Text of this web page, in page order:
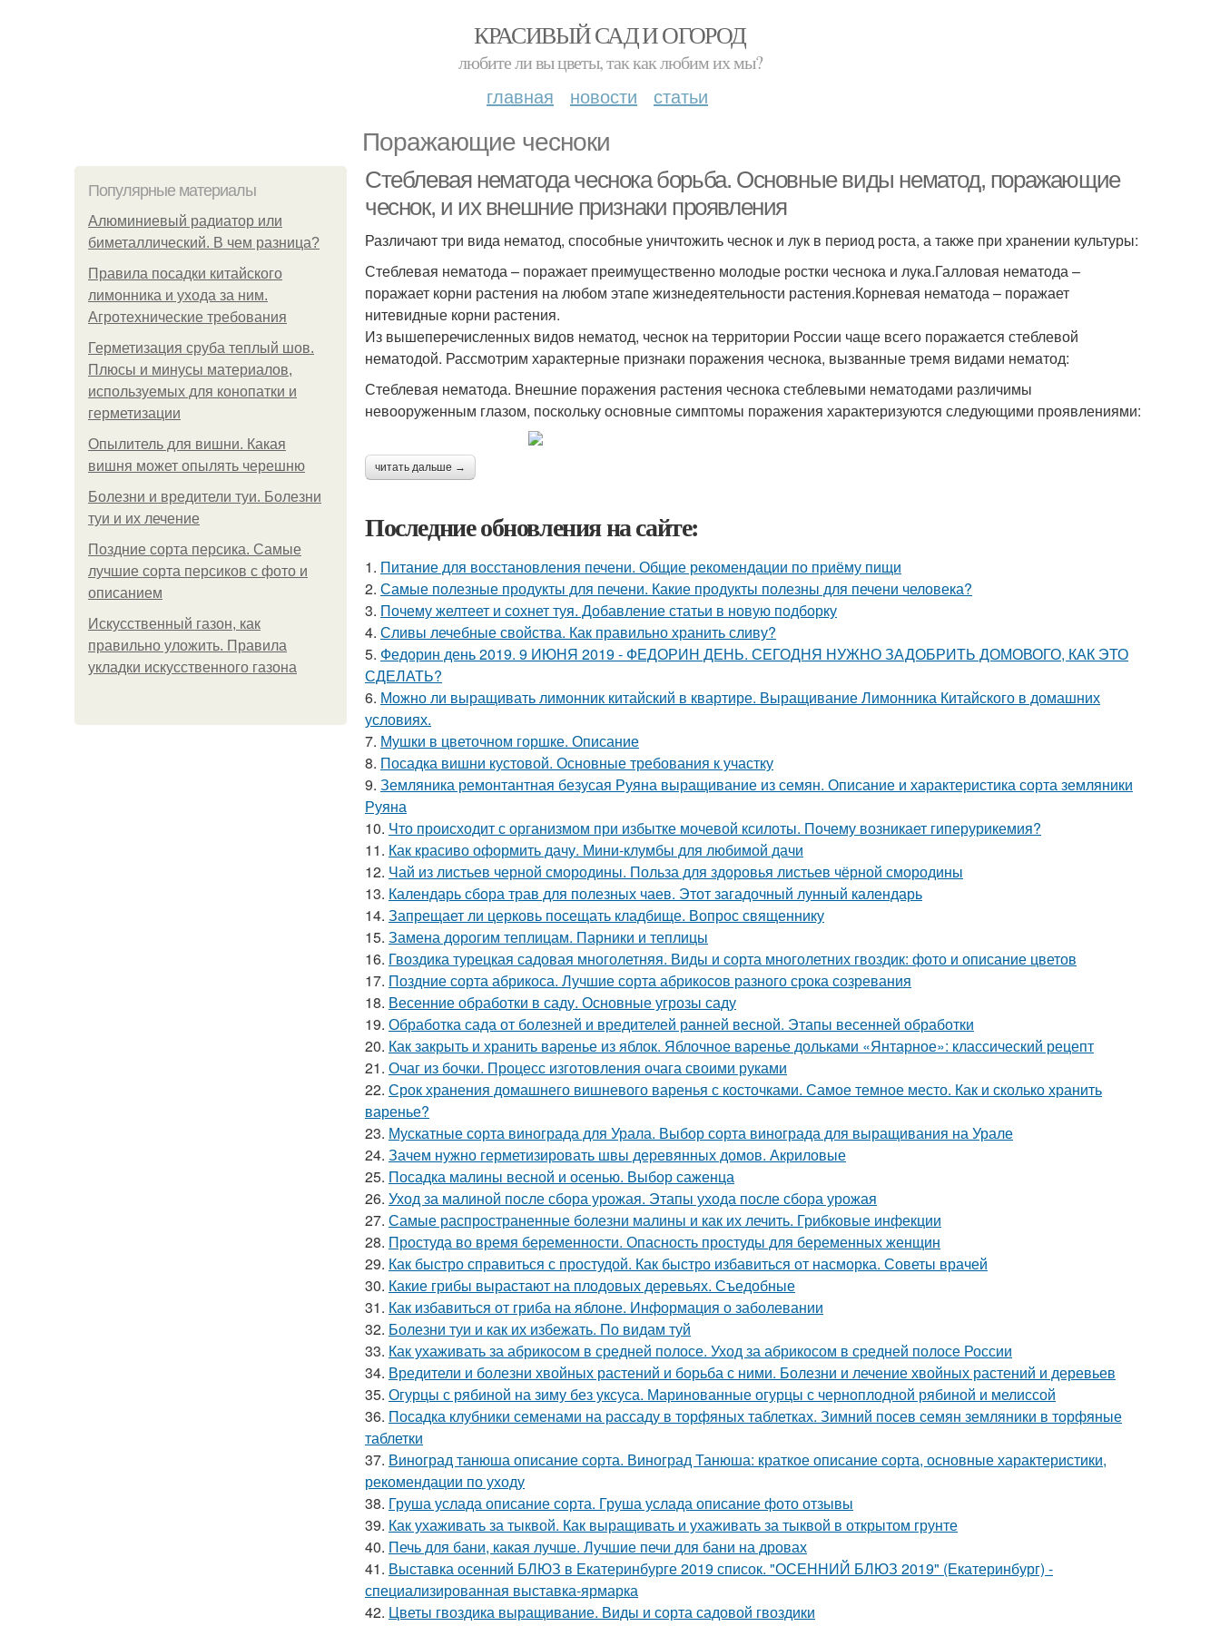
КРАСИВЫЙ САД И ОГОРОД
любите ли вы цветы, так как любим их мы?
главная новости статьи
Поражающие чесноки
Популярные материалы
Алюминиевый радиатор или
биметаллический. В чем разница?
Правила посадки китайского
лимонника и ухода за ним.
Агротехнические требования
Герметизация сруба теплый шов.
Плюсы и минусы материалов,
используемых для конопатки и
герметизации
Опылитель для вишни. Какая
вишня может опылять черешню
Болезни и вредители туи. Болезни
туи и их лечение
Поздние сорта персика. Самые
лучшие сорта персиков с фото и
описанием
Искусственный газон, как
правильно уложить. Правила
укладки искусственного газона
Стеблевая нематода чеснока борьба. Основные виды нематод, поражающие
чеснок, и их внешние признаки проявления
Различают три вида нематод, способные уничтожить чеснок и лук в период роста, а также при хранении культуры:
Стеблевая нематода – поражает преимущественно молодые ростки чеснока и лука.Галловая нематода –
поражает корни растения на любом этапе жизнедеятельности растения.Корневая нематода – поражает
нитевидные корни растения.
Из вышеперечисленных видов нематод, чеснок на территории России чаще всего поражается стеблевой
нематодой. Рассмотрим характерные признаки поражения чеснока, вызванные тремя видами нематод:
Стеблевая нематода. Внешние поражения растения чеснока стеблевыми нематодами различимы
невооруженным глазом, поскольку основные симптомы поражения характеризуются следующими проявлениями:
читать дальше →
Последние обновления на сайте:
1. Питание для восстановления печени. Общие рекомендации по приёму пищи
2. Самые полезные продукты для печени. Какие продукты полезны для печени человека?
3. Почему желтеет и сохнет туя. Добавление статьи в новую подборку
4. Сливы лечебные свойства. Как правильно хранить сливу?
5. Федорин день 2019. 9 ИЮНЯ 2019 - ФЕДОРИН ДЕНЬ. СЕГОДНЯ НУЖНО ЗАДОБРИТЬ ДОМОВОГО, КАК ЭТО
СДЕЛАТЬ?
6. Можно ли выращивать лимонник китайский в квартире. Выращивание Лимонника Китайского в домашних
условиях.
7. Мушки в цветочном горшке. Описание
8. Посадка вишни кустовой. Основные требования к участку
9. Земляника ремонтантная безусая Руяна выращивание из семян. Описание и характеристика сорта земляники
Руяна
10. Что происходит с организмом при избытке мочевой ксилоты. Почему возникает гиперурикемия?
11. Как красиво оформить дачу. Мини-клумбы для любимой дачи
12. Чай из листьев черной смородины. Польза для здоровья листьев чёрной смородины
13. Календарь сбора трав для полезных чаев. Этот загадочный лунный календарь
14. Запрещает ли церковь посещать кладбище. Вопрос священнику
15. Замена дорогим теплицам. Парники и теплицы
16. Гвоздика турецкая садовая многолетняя. Виды и сорта многолетних гвоздик: фото и описание цветов
17. Поздние сорта абрикоса. Лучшие сорта абрикосов разного срока созревания
18. Весенние обработки в саду. Основные угрозы саду
19. Обработка сада от болезней и вредителей ранней весной. Этапы весенней обработки
20. Как закрыть и хранить варенье из яблок. Яблочное варенье дольками «Янтарное»: классический рецепт
21. Очаг из бочки. Процесс изготовления очага своими руками
22. Срок хранения домашнего вишневого варенья с косточками. Самое темное место. Как и сколько хранить
варенье?
23. Мускатные сорта винограда для Урала. Выбор сорта винограда для выращивания на Урале
24. Зачем нужно герметизировать швы деревянных домов. Акриловые
25. Посадка малины весной и осенью. Выбор саженца
26. Уход за малиной после сбора урожая. Этапы ухода после сбора урожая
27. Самые распространенные болезни малины и как их лечить. Грибковые инфекции
28. Простуда во время беременности. Опасность простуды для беременных женщин
29. Как быстро справиться с простудой. Как быстро избавиться от насморка. Советы врачей
30. Какие грибы вырастают на плодовых деревьях. Съедобные
31. Как избавиться от гриба на яблоне. Информация о заболевании
32. Болезни туи и как их избежать. По видам туй
33. Как ухаживать за абрикосом в средней полосе. Уход за абрикосом в средней полосе России
34. Вредители и болезни хвойных растений и борьба с ними. Болезни и лечение хвойных растений и деревьев
35. Огурцы с рябиной на зиму без уксуса. Маринованные огурцы с черноплодной рябиной и мелиссой
36. Посадка клубники семенами на рассаду в торфяных таблетках. Зимний посев семян земляники в торфяные
таблетки
37. Виноград танюша описание сорта. Виноград Танюша: краткое описание сорта, основные характеристики,
рекомендации по уходу
38. Груша услада описание сорта. Груша услада описание фото отзывы
39. Как ухаживать за тыквой. Как выращивать и ухаживать за тыквой в открытом грунте
40. Печь для бани, какая лучше. Лучшие печи для бани на дровах
41. Выставка осенний БЛЮЗ в Екатеринбурге 2019 список. "ОСЕННИЙ БЛЮЗ 2019" (Екатеринбург) -
специализированная выставка-ярмарка
42. Цветы гвоздика выращивание. Виды и сорта садовой гвоздики